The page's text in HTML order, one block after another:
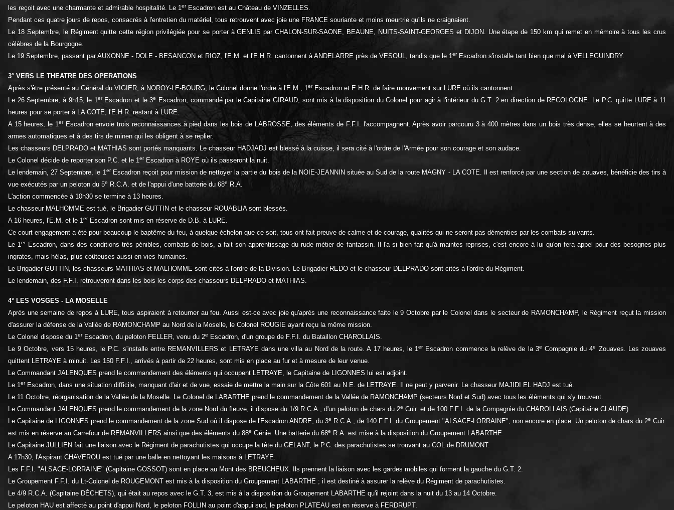
les reçoit avec une charmante et admirable hospitalité. Le 1erEscadron est au Château de VINZELLES.
Pendant ces quatre jours de repos, consacrés à l'entretien du matériel, tous retrouvent avec joie une FRANCE souriante et moins meurtrie qu'ils ne craignaient.
Le 18 Septembre, le Régiment quitte cette région privilégiée pour se porter à GENLIS par CHALON-SUR-SAONE, BEAUNE, NUITS-SAINT-GEORGES et DIJON. Une étape de 150 km qui remet en mémoire à tous les crus
célèbres de la Bourgogne.
Le 19 Septembre, passant par AUXONNE - DOLE - BESANCON et RIOZ, l'E.M. et l'E.H.R. cantonnent à ANDELARRE près de VESOUL, tandis que le 1erEscadron s'installe tant bien que mal à VELLEGUINDRY.
3° VERS LE THEATRE DES OPERATIONS
Après s'être présenté au Général du VIGIER, à NOROY-LE-BOURG, le Colonel donne l'ordre à l'E.M., 1erEscadron et E.H.R. de faire mouvement sur LURE où ils cantonnent.
Le 26 Septembre, à 9h15, le 1erEscadron et le 3e
Escadron, commandé par le Capitaine GIRAUD, sont mis à la disposition du Colonel pour agir à l'intérieur du G.T. 2 en direction de RECOLOGNE. Le P.C. quitte LURE à 11
heures pour se porter à LA COTE, l'E.H.R. restant à LURE.
A 15 heures, le 1erEscadron envoie trois reconnaissances à pied dans les bois de LABROSSE, des éléments de F.F.I. l'accompagnent. Après avoir parcouru 3 à 400 mètres dans un bois très dense, elles se heurtent à des
armes automatiques et à des tirs de minen qui les obligent à se replier.
Les chasseurs DELPRADO et MATHIAS sont portés manquants. Le chasseur HADJADJ est blessé à la cuisse, il sera cité à l'ordre de l'Armée pour son courage et son audace.
Le Colonel décide de reporter son P.C. et le 1erEscadron à ROYE où ils passeront la nuit.
Le lendemain, 27 Septembre, le 1erEscadron reçoit pour mission de nettoyer la partie du bois de la NOIE-JEANNIN située au Sud de la route MAGNY - LA COTE. Il est renforcé par une section de zouaves, bénéficie des tirs à
vue exécutés par un peloton du 5e R.C.A. et de l'appui d'une batterie du 68e R.A.
L'action commencée à 10h30 se termine à 13 heures.
Le chasseur MALHOMME est tué, le Brigadier GUTTIN et le chasseur ROUABLIA sont blessés.
A 16 heures, l'E.M. et le 1erEscadron sont mis en réserve de D.B. à LURE.
Ce court engagement a été pour beaucoup le baptême du feu, à quelque échelon que ce soit, tous ont fait preuve de calme et de courage, qualités qui ne seront pas démenties par les combats suivants.
Le 1erEscadron, dans des conditions très pénibles, combats de bois, a fait son apprentissage du rude métier de fantassin. Il l'a si bien fait qu'à maintes reprises, c'est encore à lui qu'on fera appel pour des besognes plus
ingrates, mais hélas, plus coûteuses aussi en vies humaines.
Le Brigadier GUTTIN, les chasseurs MATHIAS et MALHOMME sont cités à l'ordre de la Division. Le Brigadier REDO et le chasseur DELPRADO sont cités à l'ordre du Régiment.
Le lendemain, des F.F.I. retrouveront dans les bois les corps des chasseurs DELPRADO et MATHIAS.
4° LES VOSGES - LA MOSELLE
Après une semaine de repos à LURE, tous aspiraient à retourner au feu. Aussi est-ce avec joie qu'après une reconnaissance faite le 9 Octobre par le Colonel dans le secteur de RAMONCHAMP, le Régiment reçut la mission
d'assurer la défense de la Vallée de RAMONCHAMP au Nord de la Moselle, le Colonel ROUGIE ayant reçu la même mission.
Le Colonel dispose du 1erEscadron, du peloton FELLER, venu du 2e Escadron, d'un groupe de F.F.I. du Bataillon CHAROLLAIS.
Le 9 Octobre, vers 15 heures, le P.C. s'installe entre REMANVILLERS et LETRAYE dans une villa au Nord de la route. A 17 heures, le 1erEscadron commence la relève de la 3e Compagnie du 4e
Zouaves. Les zouaves
quittent LETRAYE à minuit. Les 150 F.F.I., arrivés à partir de 22 heures, sont mis en place au fur et à mesure de leur venue.
Le Commandant JALENQUES prend le commandement des éléments qui occupent LETRAYE, le Capitaine de LIGONNES lui est adjoint.
Le 1erEscadron, dans une situation difficile, manquant d'air et de vue, essaie de mettre la main sur la Côte 601 au N.E. de LETRAYE. Il ne peut y parvenir. Le chasseur MAJIDI EL HADJ est tué.
Le 11 Octobre, réorganisation de la Vallée de la Moselle. Le Colonel de LABARTHE prend le commandement de la Vallée de RAMONCHAMP (secteurs Nord et Sud) avec tous les éléments qui s'y trouvent.
Le Commandant JALENQUES prend le commandement de la zone Nord du fleuve, il dispose du 1/9 R.C.A., d'un peloton de chars du 2e Cuir. et de 100 F.F.I. de la Compagnie du CHAROLLAIS (Capitaine CLAUDE).
Le Capitaine de LIGONNES prend le commandement de la zone Sud où il dispose de l'Escadron ANDRE, du 3e R.C.A., de 140 F.F.I. du Groupement "ALSACE-LORRAINE", non encore en place. Un peloton de chars du 2e Cuir.
est mis en réserve au Carrefour de REMANVILLERS ainsi que des éléments du 88e Génie. Une batterie du 68e R.A. est mise à la disposition du Groupement LABARTHE.
Le Capitaine JULLIEN fait une liaison avec le Régiment de parachutistes qui occupe la tête du GELANT, le P.C. des parachutistes se trouvant au COL de DRUMONT.
A 17h30, l'Aspirant CHAVEROU est tué par une balle en nettoyant les maisons à LETRAYE.
Les F.F.I. "ALSACE-LORRAINE" (Capitaine GOSSOT) sont en place au Mont des BREUCHEUX. Ils prennent la liaison avec les gardes mobiles qui forment la gauche du G.T. 2.
Le Groupement F.F.I. du Lt-Colonel de ROUGEMONT est mis à la disposition du Groupement LABARTHE ; il est destiné à assurer la relève du Régiment de parachutistes.
Le 4/9 R.C.A. (Capitaine DÉCHETS), qui était au repos avec le G.T. 3, est mis à la disposition du Groupement LABARTHE qu'il rejoint dans la nuit du 13 au 14 Octobre.
Le peloton HAU est affecté au point d'appui Nord, le peloton FOLLIN au point d'appui sud, le peloton PLATEAU est en réserve à FERDRUPT.